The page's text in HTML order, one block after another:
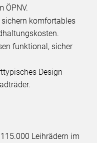
ÖPNV.
komfortables
funktional, sicher
Design
Leihrädern im